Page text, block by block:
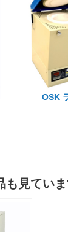
OSK
見ていま